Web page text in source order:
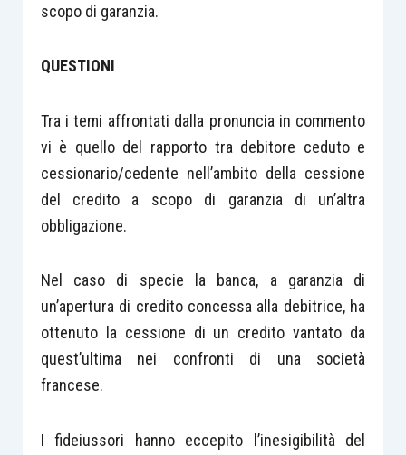
scopo di garanzia.
QUESTIONI
Tra i temi affrontati dalla pronuncia in commento
vi è quello del rapporto tra debitore ceduto e
cessionario/cedente nell’ambito della cessione
del credito a scopo di garanzia di un’altra
obbligazione.
Nel caso di specie la banca, a garanzia di
un’apertura di credito concessa alla debitrice, ha
ottenuto la cessione di un credito vantato da
quest’ultima nei confronti di una società
francese.
I fideiussori hanno eccepito l’inesigibilità del